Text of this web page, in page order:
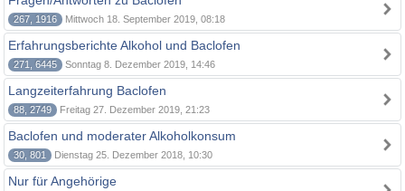
267, 1916 Mittwoch 18. September 2019, 08:18
Erfahrungsberichte Alkohol und Baclofen
271, 6445 Sonntag 8. Dezember 2019, 14:46
Langzeiterfahrung Baclofen
88, 2749 Freitag 27. Dezember 2019, 21:23
Baclofen und moderater Alkoholkonsum
30, 801 Dienstag 25. Dezember 2018, 10:30
Nur für Angehörige